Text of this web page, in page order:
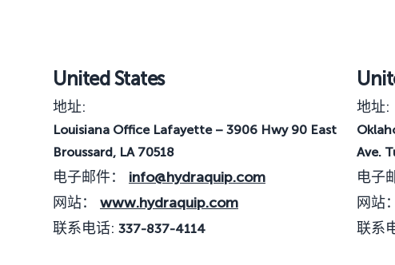
United States
地址:
Louisiana Office Lafayette – 3906 Hwy 90 East
Broussard, LA 70518
电子邮件： info@hydraquip.com
网站： www.hydraquip.com
联系电话: 337-837-4114
地址:
Ave.
电子
网站：
联系